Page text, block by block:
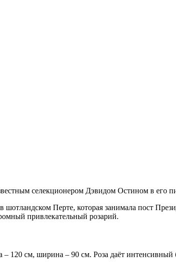
селекционером Дэвидом Остином в его
Перте, которая занимала пост
привлекательный розарий.
120 см, ширина – 90 см. Роза даёт